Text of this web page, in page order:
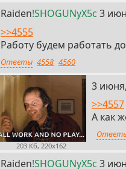
Raiden!SHOGUNyX5c 12
3
>>4555
Работу будем работать
Ответы 4558 4560
203 Кб, 220x162
13
3
>>4557
А как
Raiden!SHOGUNyX5c 14
3